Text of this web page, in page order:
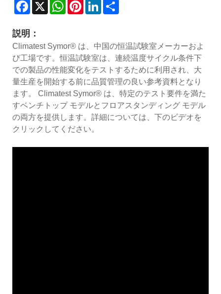
Facebook
X WhatsAppPinterestLinkedIn
説明：
Climatest Symor® は、中国の恒温試験室メーカーおよ
び工場です。恒温試験室は、連続温度サイクル条件下
での製品の性能変化をテストするために利用され、大
量生産を開始する前に品質管理の良い参考資料となり
ます。 Climatest Symor® は、特定のテスト要件を満た
すベンチトップ モデルとフロアスタンディング モデル
の両方を提供します。詳細については、下のビデオを
クリックしてください。